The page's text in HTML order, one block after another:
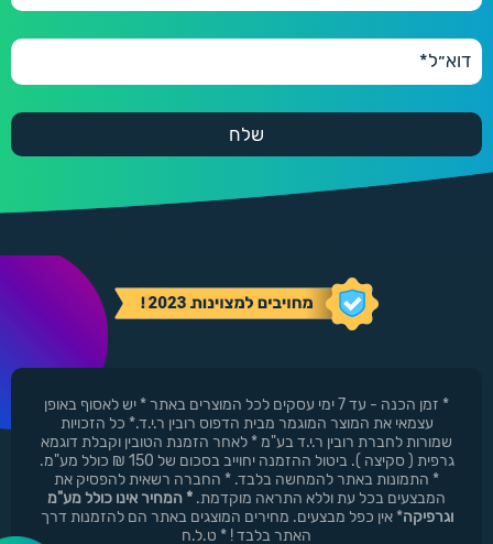
* זמן הכנה - עד 7 ימי עסקים לכל המוצרים באתר * יש לאסוף באופן
עצמאי את המוצר המוגמר מבית הדפוס רובין ר.י.ד.* כל הזכויות
שמורות לחברת רובין ר.י.ד בע"מ * לאחר הזמנת הטובין וקבלת דוגמא
גרפית ( סקיצה ). ביטול ההזמנה יחוייב בסכום של 150 ₪ כולל מע"מ.
* התמונות באתר להמחשה בלבד. * החברה רשאית להפסיק את
המבצעים בכל עת וללא התראה מוקדמת. * המחיר אינו כולל מע"מ
וגרפיקה* אין כפל מבצעים. מחירים המוצגים באתר הם להזמנות דרך
האתר בלבד ! * ט.ל.ח